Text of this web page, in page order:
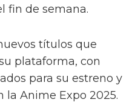
fin de semana.
títulos que
plataforma, con
para su estreno y
la Anime Expo 2025.